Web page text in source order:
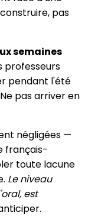
pas
semaines
professeurs
pendant l'été
pas arriver en
négligées —
français-
toute lacune
Le niveau
est